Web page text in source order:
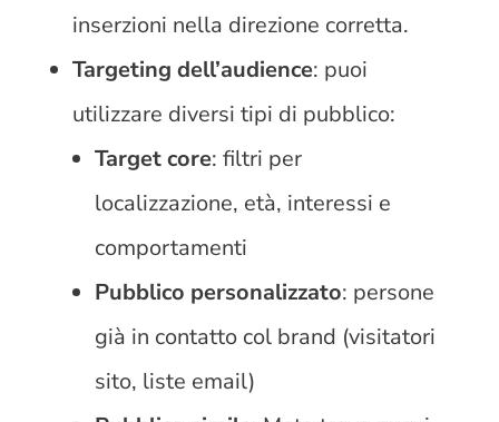
inserzioni nella direzione corretta.
Targeting dell’audience: puoi
utilizzare diversi tipi di pubblico:
Target core: filtri per
localizzazione, età, interessi e
comportamenti
Pubblico personalizzato: persone
già in contatto col brand (visitatori
sito, liste email)